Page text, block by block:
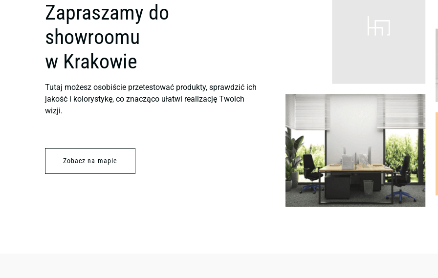
Zapraszamy do
showroomu
w Krakowie
Tutaj możesz osobiście przetestować produkty, sprawdzić ich
jakość i kolorystykę, co znacząco ułatwi realizację Twoich
wizji.
Zobacz na mapie